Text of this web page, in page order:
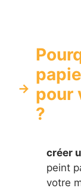
pour
?
créer
peint
votre